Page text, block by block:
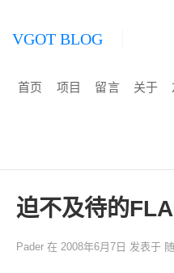
VGOT BLOG
首页 项目 留言 关于
迫不及待的
Pader 在 2008年6月7日 发表于